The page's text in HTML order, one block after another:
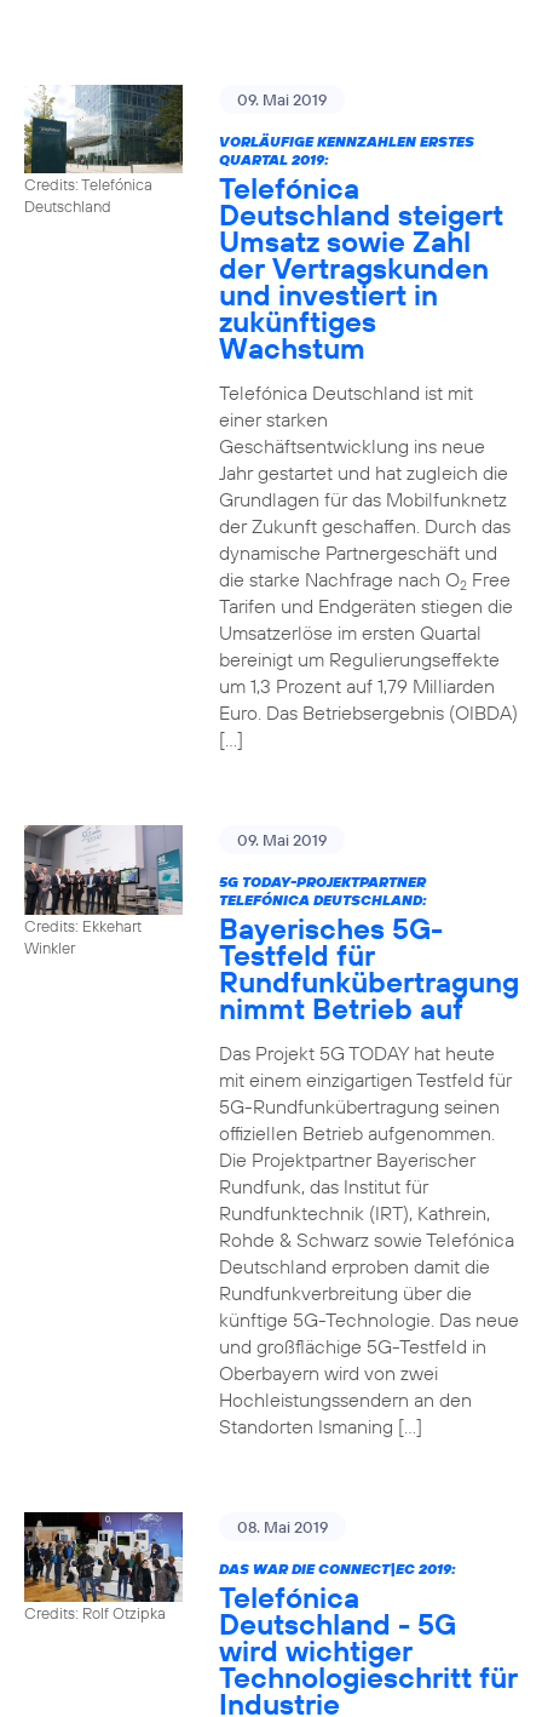
Credits: Telefónica
Deutschland
09. Mai 2019
VORLÄUFIGE KENNZAHLEN ERSTES
QUARTAL 2019:
Telefónica
Deutschland steigert
Umsatz sowie Zahl
der Vertragskunden
und investiert in
zukünftiges
Wachstum
Telefónica Deutschland ist mit
einer starken
Geschäftsentwicklung ins neue
Jahr gestartet und hat zugleich die
Grundlagen für das Mobilfunknetz
der Zukunft geschaffen. Durch das
dynamische Partnergeschäft und
die starke Nachfrage nach O2Free
Tarifen und Endgeräten stiegen die
Umsatzerlöse im ersten Quartal
bereinigt um Regulierungseffekte
um 1,3 Prozent auf 1,79 Milliarden
Euro. Das Betriebsergebnis (OIBDA)
[…]
Credits: Ekkehart
Winkler
09. Mai 2019
5G TODAY-PROJEKTPARTNER
TELEFÓNICA DEUTSCHLAND:
Bayerisches 5G-
Testfeld für
Rundfunkübertragung
nimmt Betrieb auf
Das Projekt 5G TODAY hat heute
mit einem einzigartigen Testfeld für
5G-Rundfunkübertragung seinen
offiziellen Betrieb aufgenommen.
Die Projektpartner Bayerischer
Rundfunk, das Institut für
Rundfunktechnik (IRT), Kathrein,
Rohde & Schwarz sowie Telefónica
Deutschland erproben damit die
Rundfunkverbreitung über die
künftige 5G-Technologie. Das neue
und großflächige 5G-Testfeld in
Oberbayern wird von zwei
Hochleistungssendern an den
Standorten Ismaning […]
Credits: Rolf Otzipka
08. Mai 2019
DAS WAR DIE CONNECT|EC 2019:
Telefónica
Deutschland - 5G
wird wichtiger
Technologieschritt für
Industrie